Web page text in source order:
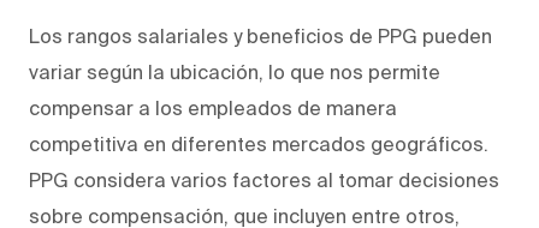
Los rangos salariales y beneficios de PPG pueden
variar según la ubicación, lo que nos permite
compensar a los empleados de manera
competitiva en diferentes mercados geográficos.
PPG considera varios factores al tomar decisiones
sobre compensación, que incluyen entre otros,